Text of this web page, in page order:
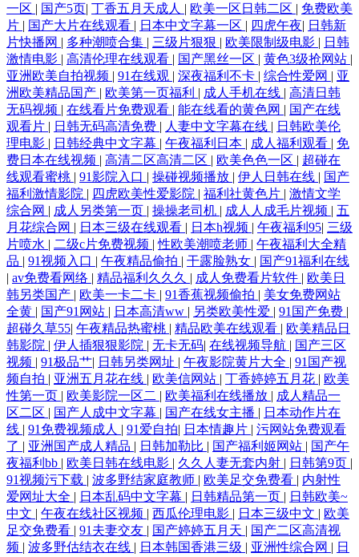
一区 | 国产5页| 丁香五月天成人 | 欧美一区日韩二区 | 免费欧美
片 | 国产大片在线观看 | 日本中文字幕一区 | 四虎午夜| 日韩新
片快播网 | 多种潮喷合集 | 三级片狠狠 | 欧美限制级电影 | 日韩
激情电影 | 高清伦理在线观看 | 国产黑丝一区 | 黄色3级抢网站 |
亚洲欧美自拍视频 | 91在线观 | 深夜福利不卡 | 综合性爱网 | 亚
洲欧美精品国产 | 欧美第一页福利 | 成人手机在线 | 高清日韩
无码视频 | 在线看片免费观看 | 能在线看的黄色网 | 国产在线
观看片 | 日韩无码高清免费 | 人妻中文字幕在线 | 日韩欧美伦
理电影 | 日韩经典中文字幕 | 午夜福利日本 | 成人福利观看 | 免
费日本在线视频 | 高清二区高清二区 | 欧美色色一区 | 超碰在
线观看蜜桃 | 91影院入口 | 操碰视频播放 | 伊人日韩在线 | 国产
福利激情影院 | 四虎欧美性爱影院 | 福利社黄色片 | 激情文学
综合网 | 成人另类第一页 | 操操老司机 | 成人人成毛片视频 | 五
月花综合网 | 日本三级在线观看 | 日本h视频 | 午夜福利95| 三级
片喷水 | 二级c片免费视频 |性欧美潮喷老师 | 午夜福利大全精
品 | 91视频入口 | 午夜精品偷拍 | 干露脸熟女 | 国产91福利在线
| av免费看网络 | 精品福利久久久 | 成人免费看片软件 | 欧美日
韩另类国产 | 欧美一卡二卡 | 91香蕉视频偷拍 | 美女免费网站
全黄 | 国产91网站 | 日本高清ww | 另类欧美性爱 | 91国产免费 |
超碰久草55| 午夜精品热蜜桃 | 精品欧美在线观看 | 欧美精品日
韩影院 | 伊人插狠狠影院 | 无卡无码| 在线视频导航 | 国产三区
视频 | 91极品艹| 日韩另类网址 | 午夜影院黄片大全 | 91国产视
频自拍 | 亚洲五月花在线 | 欧美信网站 | 丁香婷婷五月花 | 欧美
性第一页 | 欧美影院一区二 | 欧美福利在线播放 | 成人精品一
区二区 | 国产人成中文字幕 | 国产在线女主播 | 日本动作片在
线 | 91免费视频成人 | 91爱自拍| 日本情趣片 | 污网站免费观看
了 | 亚洲国产成人精品 | 日韩加勒比 | 国产福利姬网站 | 国产午
夜福利bb | 欧美日韩在线电影 | 久久人妻无套内射 | 日韩第9页 |
91视频污下载 | 波多野结家庭教师 | 欧美足交免费看 | 内射性
爱网址大全 | 日本乱码中文字幕 | 日韩精品第一页 | 日韩欧美~
中文 | 午夜在线社区视频 | 西瓜伦理电影 | 日本三级中文 | 欧美
足交免费看 | 91夫妻交友 | 国产婷婷五月天 | 国产二区高清视
频 | 波多野估结衣在线 | 日本韩国香港三级 | 亚洲性综合网 | 日